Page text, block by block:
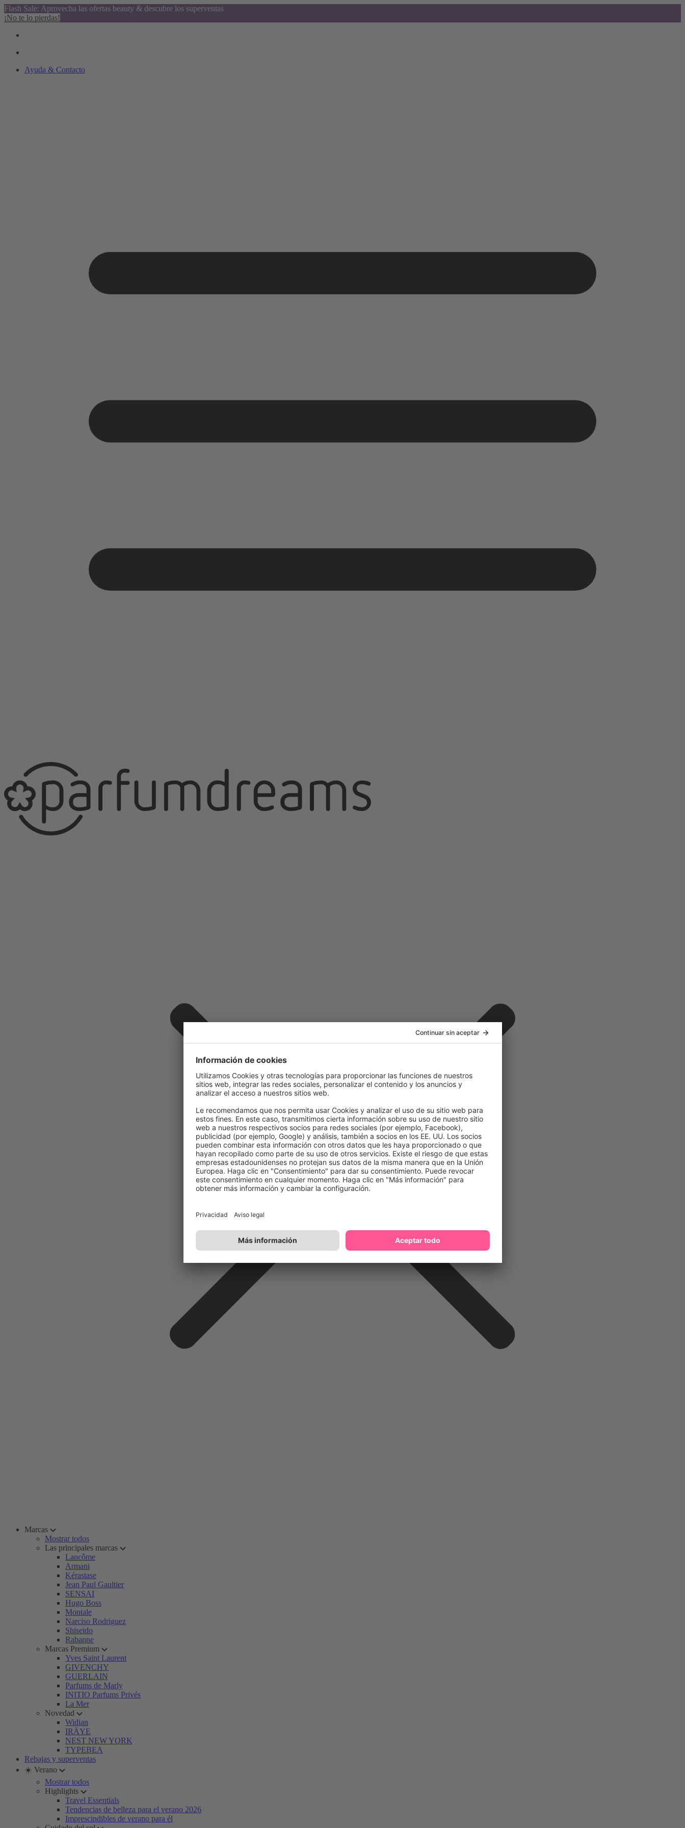
Flash Sale: Aprovecha las ofertas beauty & descubre los superventas
¡No te lo pierdas!
Ayuda & Contacto
Marcas
Mostrar todos
Las principales marcas
Lancôme
Armani
Kérastase
Jean Paul Gaultier
SENSAI
Hugo Boss
Montale
Narciso Rodriguez
Shiseido
Rabanne
Marcas Premium
Yves Saint Laurent
GIVENCHY
GUERLAIN
Parfums de Marly
INITIO Parfums Privés
La Mer
Novedad
Widian
IRÄYE
NEST NEW YORK
TYPEBEA
Rebajas y superventas
☀️ Verano
Mostrar todos
Highlights
Travel Essentials
Tendencias de belleza para el verano 2026
Imprescindibles de verano para él